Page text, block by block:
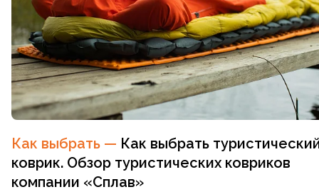
Как выбрать — Как выбрать
коврик. Обзор туристических ковриков
компании «Сплав»